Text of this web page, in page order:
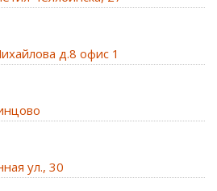
д.8 офис 1
ул., 30